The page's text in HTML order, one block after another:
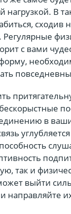
нагрузкой. В
сходив
Регулярные
с вами
в
так и
выйти
направляйте